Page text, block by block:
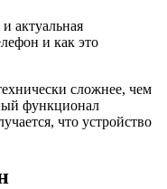
актуальная
и как это
сложнее, чем
функционал
что устройство